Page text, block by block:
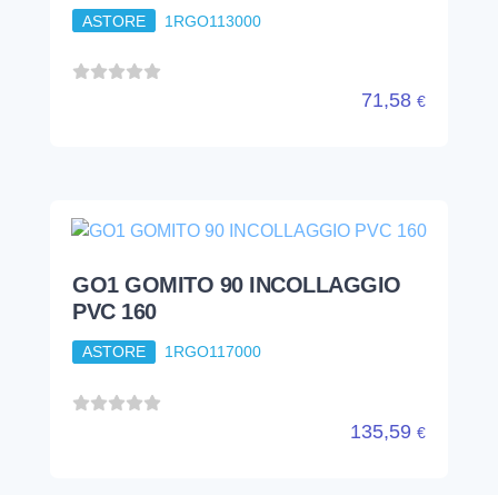
GO1 GOMITO 90 INCOLLAGGIO
PVC 160
ASTORE
tubi e raccorderie
raccordi pvc
incollaggio